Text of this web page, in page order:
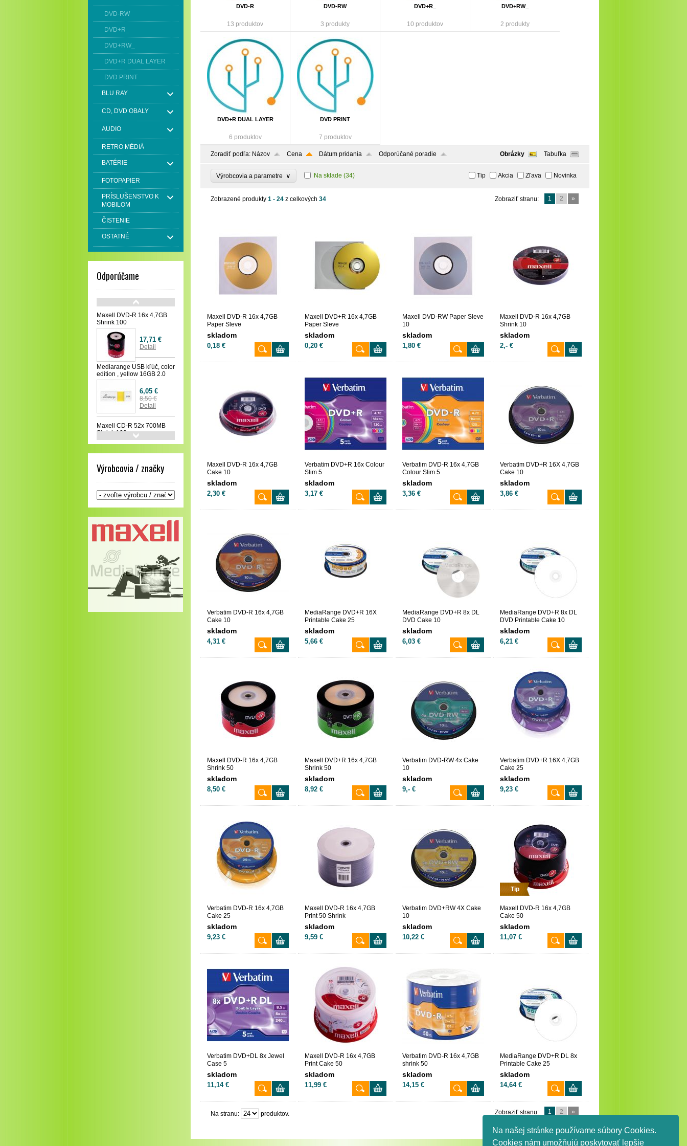
Na našej stránke používame súbory Cookies.
Cookies nám umožňujú poskytovať lepšie
DVD-RW
DVD+R_
DVD+RW_
DVD+R DUAL LAYER
DVD PRINT
BLU RAY
CD, DVD OBALY
AUDIO
RETRO MÉDIÁ
BATÉRIE
FOTOPAPIER
PRÍSLUŠENSTVO K
MOBILOM
ČISTENIE
OSTATNÉ
Odporúčame
Maxell DVD-R 16x 4,7GB
Shrink 100
17,71 €
Detail
Mediarange USB kľúč, color
edition , yellow 16GB 2.0
6,05 €
8,50 €
Detail
Maxell CD-R 52x 700MB
Shrink 100
Výrobcovia / značky
DVD-R
13 produktov
DVD-RW
3 produkty
DVD+R_
10 produktov
DVD+RW_
2 produkty
DVD+R DUAL LAYER
6 produktov
DVD PRINT
7 produktov
Zoradiť podľa: Názov Cena Dátum pridania Odporúčané poradie Obrázky Tabuľka
Výrobcovia a parametre ∨ Na sklade (34) Tip Akcia Zľava Novinka
Zobrazené produkty 1 - 24 z celkových 34 Zobraziť stranu: 1 2 »
Maxell DVD-R 16x 4,7GB
Paper Sleve
skladom
0,18 €
Maxell DVD+R 16x 4,7GB
Paper Sleve
skladom
0,20 €
Maxell DVD-RW Paper Sleve
10
skladom
1,80 €
Maxell DVD-R 16x 4,7GB
Shrink 10
skladom
2,- €
Maxell DVD-R 16x 4,7GB
Cake 10
skladom
2,30 €
Verbatim DVD+R 16x Colour
Slim 5
skladom
3,17 €
Verbatim DVD-R 16x 4,7GB
Colour Slim 5
skladom
3,36 €
Verbatim DVD+R 16X 4,7GB
Cake 10
skladom
3,86 €
Verbatim DVD-R 16x 4,7GB
Cake 10
skladom
4,31 €
MediaRange DVD+R 16X
Printable Cake 25
skladom
5,66 €
MediaRange DVD+R 8x DL
DVD Cake 10
skladom
6,03 €
MediaRange DVD+R 8x DL
DVD Printable Cake 10
skladom
6,21 €
Maxell DVD-R 16x 4,7GB
Shrink 50
skladom
8,50 €
Maxell DVD+R 16x 4,7GB
Shrink 50
skladom
8,92 €
Verbatim DVD-RW 4x Cake
10
skladom
9,- €
Verbatim DVD+R 16X 4,7GB
Cake 25
skladom
9,23 €
Verbatim DVD-R 16x 4,7GB
Cake 25
skladom
9,23 €
Maxell DVD-R 16x 4,7GB
Print 50 Shrink
skladom
9,59 €
Verbatim DVD+RW 4X Cake
10
skladom
10,22 €
Tip
Maxell DVD-R 16x 4,7GB
Cake 50
skladom
11,07 €
Verbatim DVD+DL 8x Jewel
Case 5
skladom
11,14 €
Maxell DVD-R 16x 4,7GB
Print Cake 50
skladom
11,99 €
Verbatim DVD-R 16x 4,7GB
shrink 50
skladom
14,15 €
MediaRange DVD+R DL 8x
Printable Cake 25
skladom
14,64 €
Na stranu: produktov. Zobraziť stranu: 1 2 »